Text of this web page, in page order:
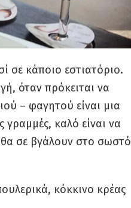
σε κάποιο εστιατόριο.
όταν πρόκειται να
– φαγητού είναι μια
γραμμές, καλό είναι να
θα σε βγάλουν στο σωστό
κόκκινο κρέας